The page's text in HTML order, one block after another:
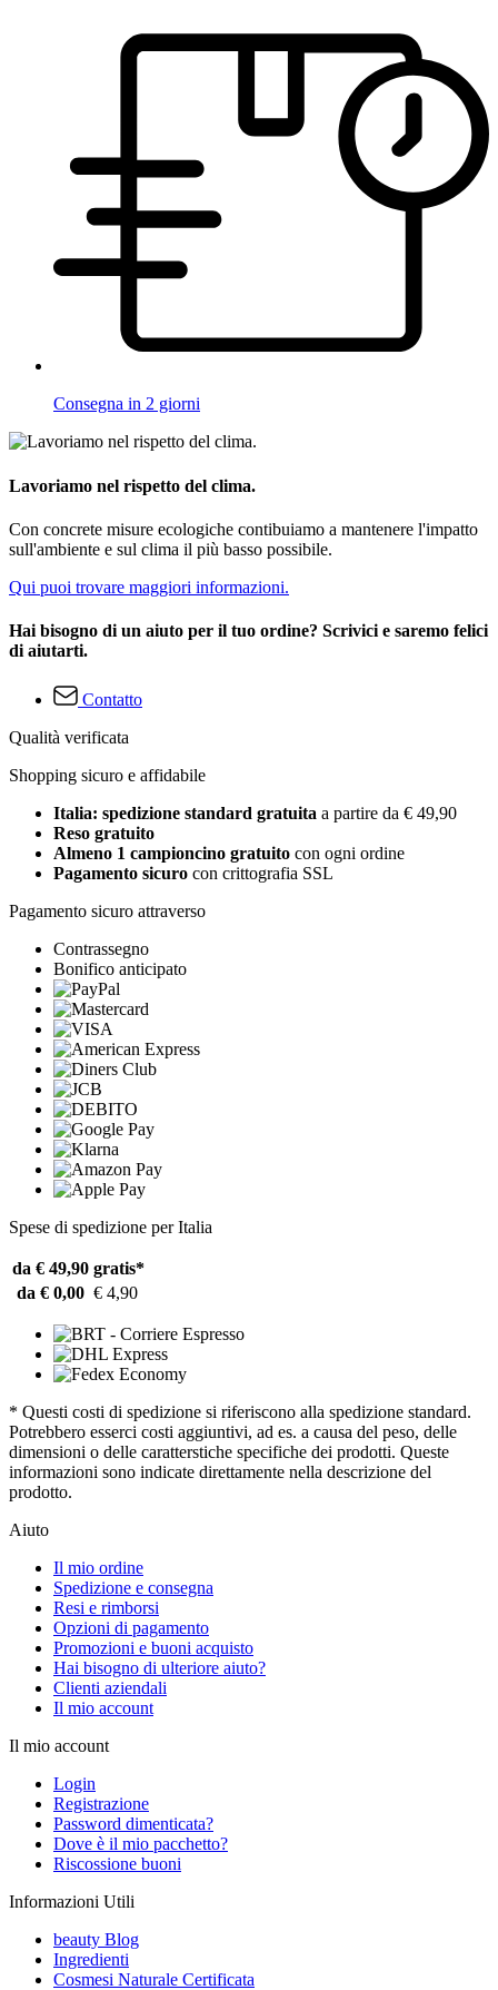
Consegna in 2 giorni
Lavoriamo nel rispetto del clima.
Con concrete misure ecologiche contibuiamo a mantenere l'impatto
sull'ambiente e sul clima il più basso possibile.
Qui puoi trovare maggiori informazioni.
Hai bisogno di un aiuto per il tuo ordine? Scrivici e saremo felici
di aiutarti.
Contatto
Qualità verificata
Shopping sicuro e affidabile
Italia: spedizione standard gratuita a partire da € 49,90
Reso gratuito
Almeno 1 campioncino gratuito con ogni ordine
Pagamento sicuro con crittografia SSL
Pagamento sicuro attraverso
Contrassegno
Bonifico anticipato
Spese di spedizione per Italia
da € 49,90 gratis*
da € 0,00 € 4,90
* Questi costi di spedizione si riferiscono alla spedizione standard.
Potrebbero esserci costi aggiuntivi, ad es. a causa del peso, delle
dimensioni o delle caratterstiche specifiche dei prodotti. Queste
informazioni sono indicate direttamente nella descrizione del
prodotto.
Aiuto
Il mio ordine
Spedizione e consegna
Resi e rimborsi
Opzioni di pagamento
Promozioni e buoni acquisto
Hai bisogno di ulteriore aiuto?
Clienti aziendali
Il mio account
Il mio account
Login
Registrazione
Password dimenticata?
Dove è il mio pacchetto?
Riscossione buoni
Informazioni Utili
beauty Blog
Ingredienti
Cosmesi Naturale Certificata